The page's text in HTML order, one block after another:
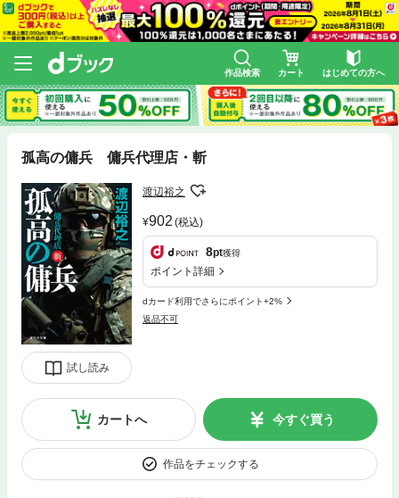
作品検索 カート はじめての方へ
孤高の傭兵 傭兵代理店・斬
試し読み
渡辺裕之
902 (税込)
8pt獲得
ポイント詳細
dカード利用でさらにポイント+2%
返品不可
カートへ 今すぐ買う
作品をチェックする